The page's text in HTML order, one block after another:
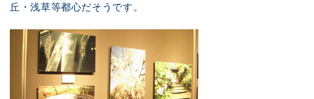
丘・浅草等都心だそうです。